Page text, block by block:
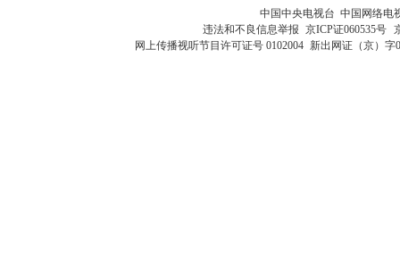
中国中央电视台 中国网络电
违法和不良信息举报 京ICP证060535号
网上传播视听节目许可证号 0102004 新出网证（京）